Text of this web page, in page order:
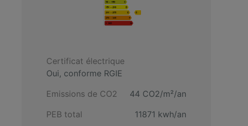
Certificat électrique
Oui, conforme RGIE
Emissions de CO2
44 CO2/m²/an
PEB total
11871 kwh/an